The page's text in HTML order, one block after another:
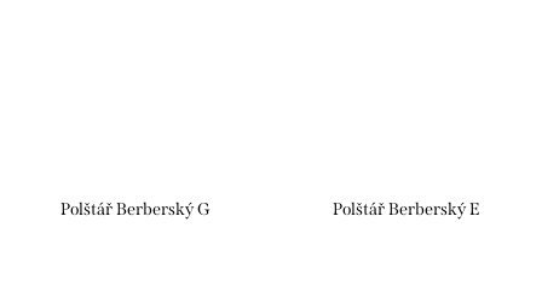
Polštář Berberský G Polštář Berberský E